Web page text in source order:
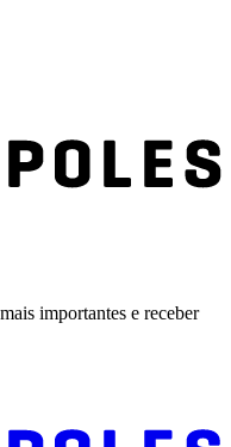
importantes e receber